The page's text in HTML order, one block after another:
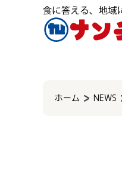
ホーム NEWS